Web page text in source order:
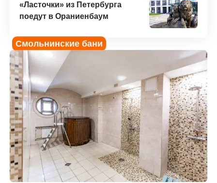
«Ласточки» из Петербурга
поедут в Ораниенбаум
Смольнинские бани